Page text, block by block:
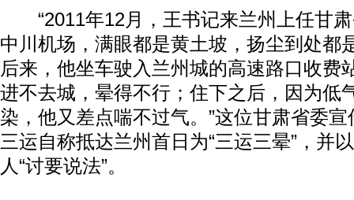
“2011年12月，王书记来兰州上任甘肃
中川机场，满眼都是黄土坡，扬尘到处都
后来，他坐车驶入兰州城的高速路口收费
进不去城，晕得不行；住下之后，因为低
染，他又差点喘不过气。”这位甘肃省委
三运自称抵达兰州首日为“三运三晕”，并
人“讨要说法”。